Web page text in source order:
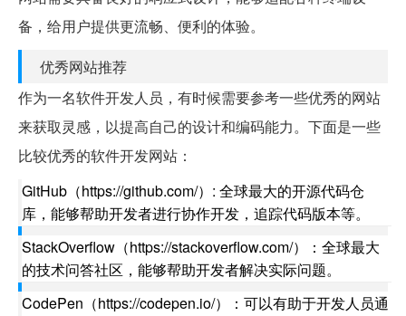
备，给用户提供更流畅、便利的体验。
优秀网站推荐
作为一名软件开发人员，有时候需要参考一些优秀的网站
来获取灵感，以提高自己的设计和编码能力。下面是一些
比较优秀的软件开发网站：
GitHub（https://github.com/）: 全球最大的开源代码仓
库，能够帮助开发者进行协作开发，追踪代码版本等。
StackOverflow（https://stackoverflow.com/）：全球最大
的技术问答社区，能够帮助开发者解决实际问题。
CodePen（https://codepen.io/）：可以有助于开发人员通